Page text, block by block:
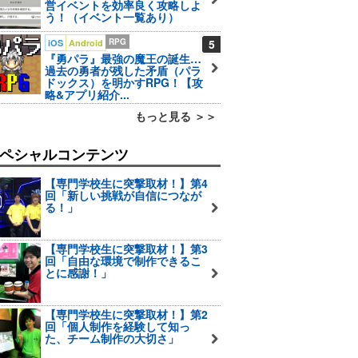
営イベントを効率良く攻略しよ
う！（イベント一覧あり）
5
iOS Android RPG
『勇パラ』最強の魔王の誕生…
過去の勇者が残した矛盾（パラ
ドックス）を明かすRPG！【攻
略&アプリ紹介...
もっと見る ＞＞
シャルコンテンツ
【専門学校生に突撃取材！】第4
回「新しい挑戦が自信につなが
る！」
【専門学校生に突撃取材！】第3
回「自由な環境で制作できるこ
とに感謝！」
【専門学校生に突撃取材！】第2
回「個人制作を経験して知っ
た、チーム制作の大切さ」